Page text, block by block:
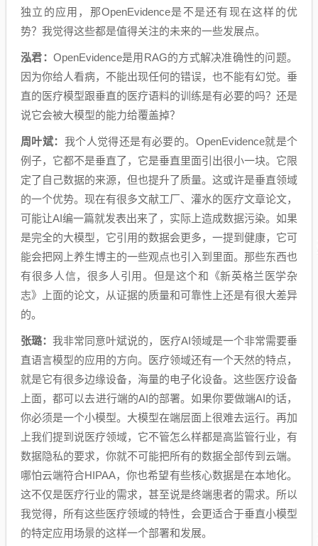
独立的应用，那OpenEvidence是不是还有现在这样的优
势？我觉得这些都是值得关注的未来的一些发展点。
泓君： OpenEvidence是用RAG的方式解决准确性的问题。
因为你给人看病，不能出现任何的错误，也不能有幻觉。垂
直的医疗模型跟垂直的医疗语料的训练是有必要的吗？还是
说它会被大模型的能力给覆盖掉？
周叶斌： 我个人觉得还是有必要的。OpenEvidence就是个
例子，它都不是垂直了，它是垂直里面引出很小一块。它限
定了自己数据的来源，但也提升了质量。这或许是垂直领域
的一个优势。现在有很多文献工厂、灌水的医疗文章论文，
可能让AI编一篇就发表出来了，实际上造成数据污染。如果
是完全的大模型，它引用的数据会更多，一提到健康，它可
能会把网上养生博主的一些观点也引入到里面。那些东西也
有很多人信，很多人引用。但是这个和《新英格兰医学杂
志》上面的论文，从证据的质量和可靠性上还是有很大差异
的。
张璐：我非常同意叶斌说的，医疗AI领域是一个非常需要垂
直语言模型的应用的方向。医疗领域还有一个天然的特点，
就是它有很多边缘设备，海量的电子化设备。这些医疗设备
上面，都可以去进行端的AI的部署。如果你要做端AI的话，
你必须是一个小模型。大模型在端层面上很难去运行。再加
上我们提到说医疗领域，它不管怎么样都是高监管行业，有
数据隐私的要求，你就不可能把所有的数据全部传到云端。
哪怕云端符合HIPAA，你也希望有些核心数据是在本地化。
这不仅是医疗行业的需求，甚至说是终端患者的需求。所以
我觉得，所有这些医疗领域的特性，会更适合于垂直小模型
的特定应用场景的这样一个部署和发展。